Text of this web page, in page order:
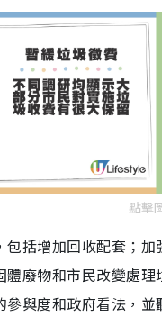
點擊
括增加回收配套；
廢物和市民改變處
與度和政府看法，並